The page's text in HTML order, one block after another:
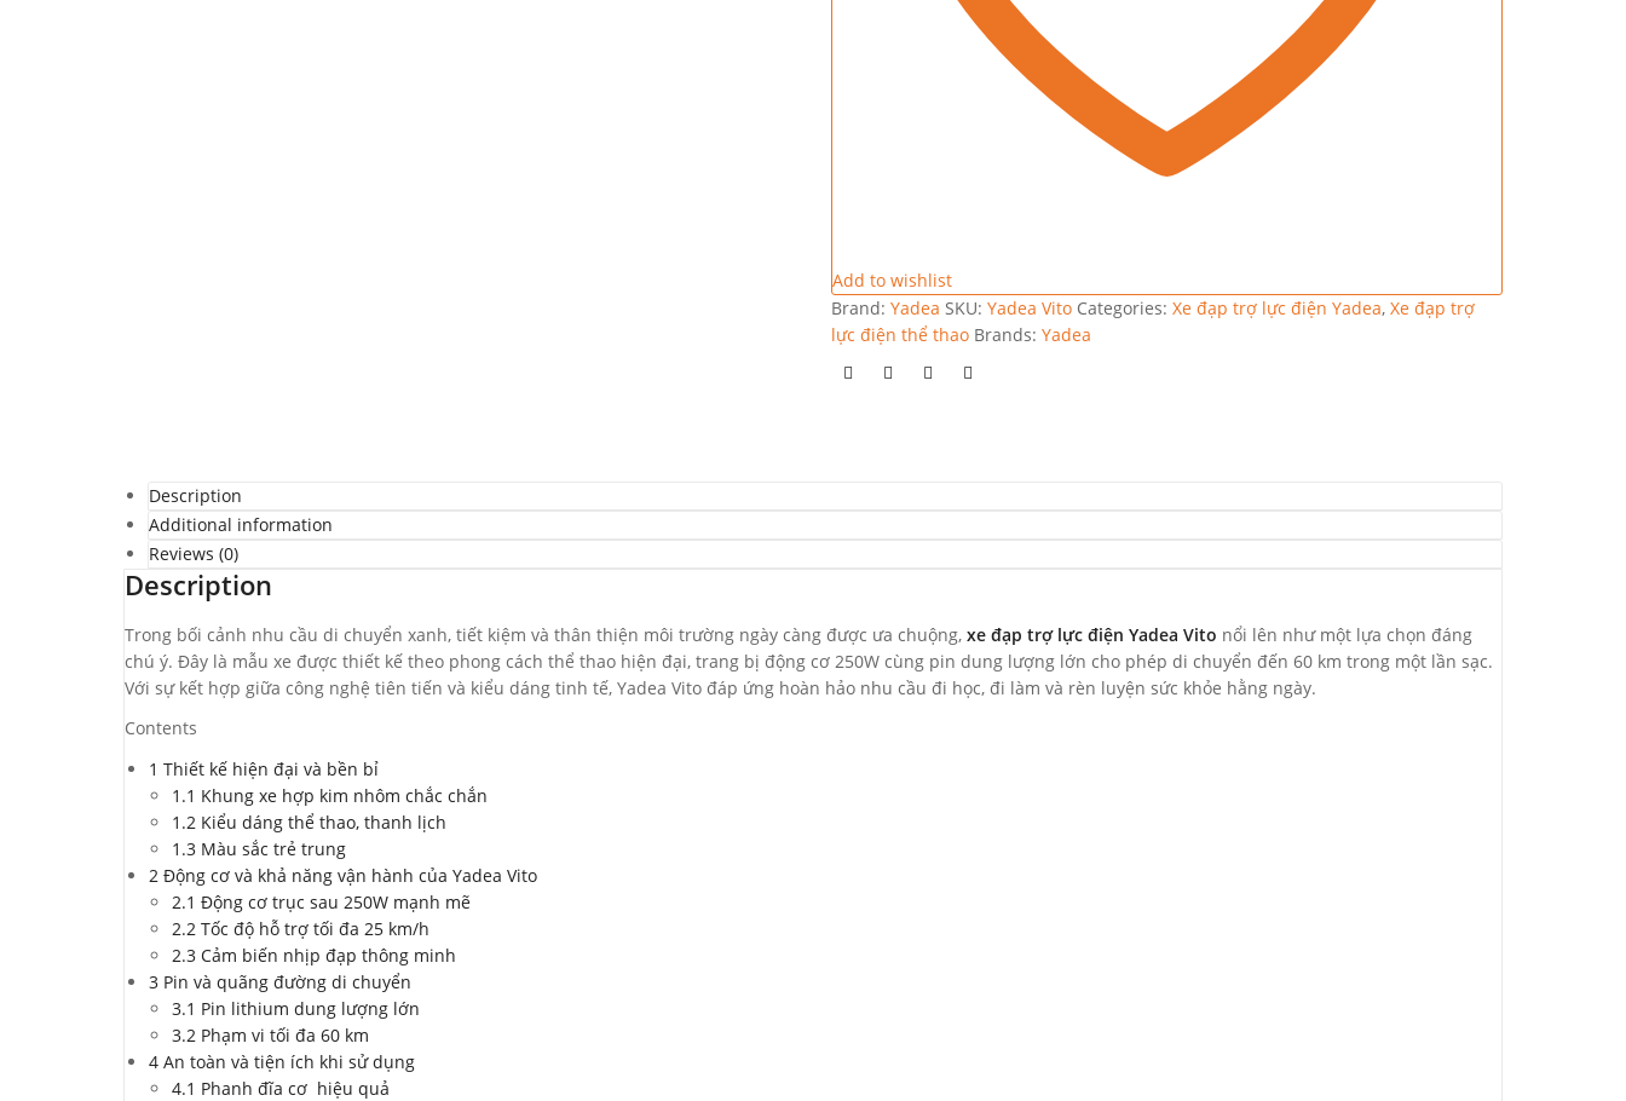
Add to wishlist
Brand: Yadea SKU: Yadea Vito Categories: Xe đạp trợ lực điện Yadea, Xe đạp trợ
lực điện thể thao Brands: Yadea
Description
Additional information
Reviews (0)
Description
Trong bối cảnh nhu cầu di chuyển xanh, tiết kiệm và thân thiện môi trường ngày càng được ưa chuộng, xe đạp trợ lực điện Yadea Vito nổi lên như một lựa chọn đáng
chú ý. Đây là mẫu xe được thiết kế theo phong cách thể thao hiện đại, trang bị động cơ 250W cùng pin dung lượng lớn cho phép di chuyển đến 60 km trong một lần sạc.
Với sự kết hợp giữa công nghệ tiên tiến và kiểu dáng tinh tế, Yadea Vito đáp ứng hoàn hảo nhu cầu đi học, đi làm và rèn luyện sức khỏe hằng ngày.
Contents
1 Thiết kế hiện đại và bền bỉ
1.1 Khung xe hợp kim nhôm chắc chắn
1.2 Kiểu dáng thể thao, thanh lịch
1.3Màu sắc trẻ trung
2 Động cơ và khả năng vận hành của Yadea Vito
2.1 Động cơ trục sau 250W mạnh mẽ
2.2 Tốc độ hỗ trợ tối đa 25 km/h
2.3Cảm biến nhịp đạp thông minh
3 Pin và quãng đường di chuyển
3.1 Pin lithium dung lượng lớn
3.2 Phạm vi tối đa 60 km
4 An toàn và tiện ích khi sử dụng
4.1 Phanh đĩa cơ hiệu quả